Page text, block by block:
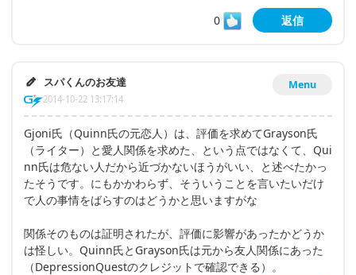
0
返信
Menu
スパくんのお友達
2014-10-22 13:17:14
Gjoni氏（Quinn氏の元恋人）は、評価を求めてGrayson氏
（ライター）と愛人関係を求めた、という点ではなくて、Qui
nn氏は危ない人だから近づかないほうがいい、と述べたかっ
たそうです。にもかかわらず、そういうことを言いたいだけ
で人の事情をばらすのはどうかと思いますがな
関係そのものは証明されたが、評価に影響があったかどうか
は怪しい。Quinn氏とGrayson氏は元から友人関係にあった
（DepressionQuestのクレジットで確認できる）。